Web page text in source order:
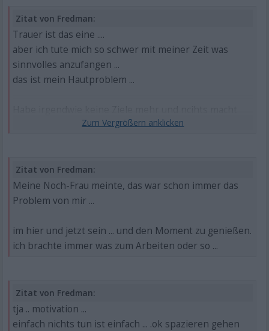
Zitat von Fredman:
Trauer ist das eine ....
aber ich tute mich so schwer mit meiner Zeit was
sinnvolles anzufangen ...
das ist mein Hautproblem ...
Zitat von Fredman:
Meine Noch-Frau meinte, das war schon immer das
Problem von mir ...
im hier und jetzt sein ... und den Moment zu genießen.
ich brachte immer was zum Arbeiten oder so ...
Zitat von Fredman:
tja .. motivation ...
einfach nichts tun ist einfach ... .ok spazieren gehen